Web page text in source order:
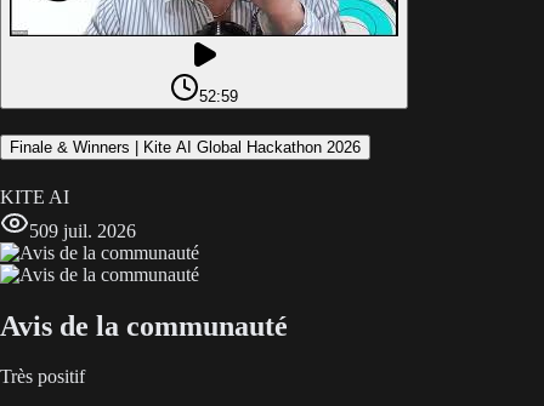
52:59
Finale & Winners | Kite AI Global Hackathon 2026
KITE AI
509 juil. 2026
Avis de la communauté
Très positif